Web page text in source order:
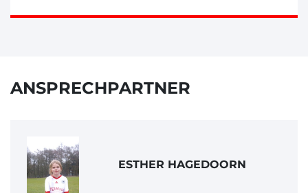
ANSPRECHPARTNER
ESTHER HAGEDOORN